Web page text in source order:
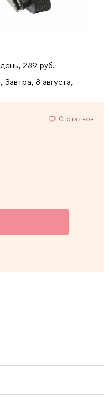
289 руб.
8 августа,
0 отзывов